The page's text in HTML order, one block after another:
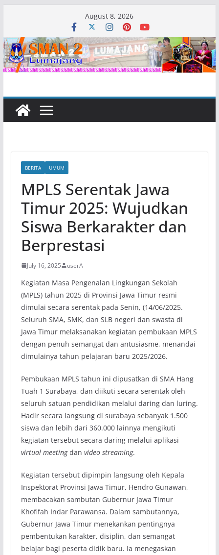
content
August 8, 2026
BERITA UMUM
MPLS Serentak Jawa
Timur 2025: Wujudkan
Siswa Berkarakter dan
Berprestasi
July 16, 2025 userA
Kegiatan Masa Pengenalan Lingkungan Sekolah
(MPLS) tahun 2025 di Provinsi Jawa Timur resmi
dimulai secara serentak pada Senin, (14/06/2025.
Seluruh SMA, SMK, dan SLB negeri dan swasta di
Jawa Timur melaksanakan kegiatan pembukaan MPLS
dengan penuh semangat dan antusiasme, menandai
dimulainya tahun pelajaran baru 2025/2026.
Pembukaan MPLS tahun ini dipusatkan di SMA Hang
Tuah 1 Surabaya, dan diikuti secara serentak oleh
seluruh satuan pendidikan melalui daring dan luring.
Hadir secara langsung di surabaya sebanyak 1.500
siswa dan lebih dari 360.000 lainnya mengikuti
kegiatan tersebut secara daring melalui aplikasi
virtual meetingdan video streaming.
Kegiatan tersebut dipimpin langsung oleh Kepala
Inspektorat Provinsi Jawa Timur, Hendro Gunawan,
membacakan sambutan Gubernur Jawa Timur
Khofifah Indar Parawansa. Dalam sambutannya,
Gubernur Jawa Timur menekankan pentingnya
pembentukan karakter, disiplin, dan semangat
belajar bagi peserta didik baru. Ia menegaskan